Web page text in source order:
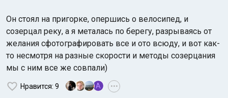
Он стоял на пригорке, опершись о велосипед, и
созерцал реку, а я металась по берегу, разрываясь от
желания сфотографировать все и ото всюду, и вот как-
то несмотря на разные скорости и методы созерцания
мы с ним все же совпали)
Нравится: 9 A •••